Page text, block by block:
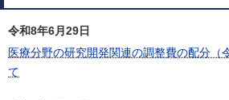
令和8年6月29日
医療分野の研究開発関連の調整費の配分（
て